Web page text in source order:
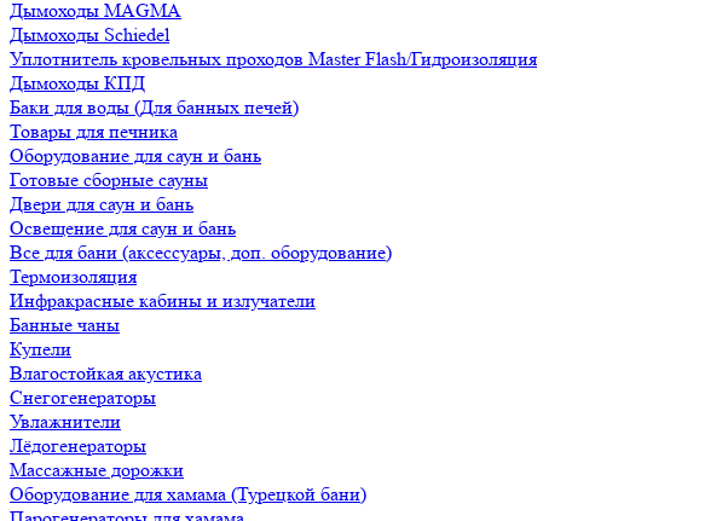
Дымоходы MAGMA
Дымоходы Schiedel
Уплотнитель кровельных проходов Master Flash/Гидроизоляция
Дымоходы КПД
Баки для воды (Для банных печей)
Товары для печника
Оборудование для саун и бань
Готовые сборные сауны
Двери для саун и бань
Освещение для саун и бань
Все для бани (аксессуары, доп. оборудование)
Термоизоляция
Инфракрасные кабины и излучатели
Банные чаны
Купели
Влагостойкая акустика
Снегогенераторы
Увлажнители
Лёдогенераторы
Массажные дорожки
Оборудование для хамама (Турецкой бани)